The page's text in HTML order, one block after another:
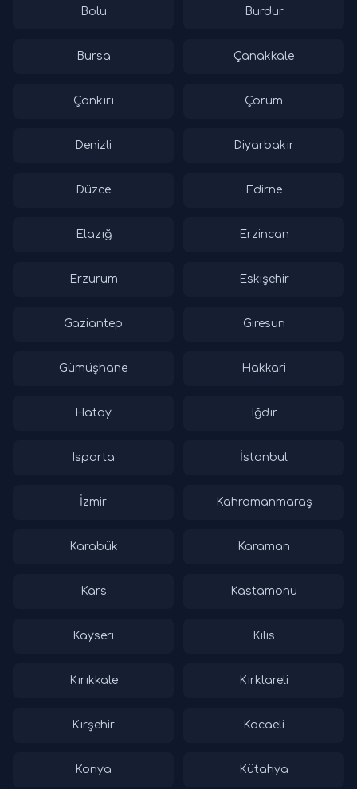
Bolu Burdur
Bursa Çanakkale
Çankırı Çorum
Denizli Diyarbakır
Düzce Edirne
Elazığ Erzincan
Erzurum Eskişehir
Gaziantep Giresun
Gümüşhane Hakkari
Hatay Iğdır
Isparta İstanbul
İzmir Kahramanmaraş
Karabük Karaman
Kars Kastamonu
Kayseri Kilis
Kırıkkale Kırklareli
Kırşehir Kocaeli
Konya Kütahya